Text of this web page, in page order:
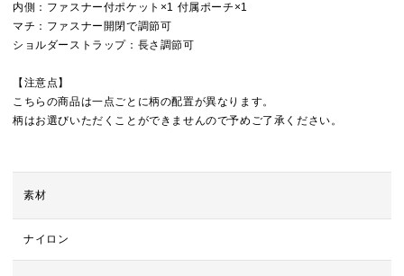
内側：ファスナー付ポケット×1 付属ポーチ×1
マチ：ファスナー開閉で調節可
ショルダーストラップ：長さ調節可
【注意点】
こちらの商品は一点ごとに柄の配置が異なります。
柄はお選びいただくことができませんので予めご了承ください。
素材
ナイロン